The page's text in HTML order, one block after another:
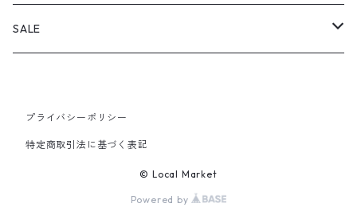
PANTS
SALE
PANTS
プライバシーポリシー
特定商取引法に基づく表記
© Local Market
Powered by